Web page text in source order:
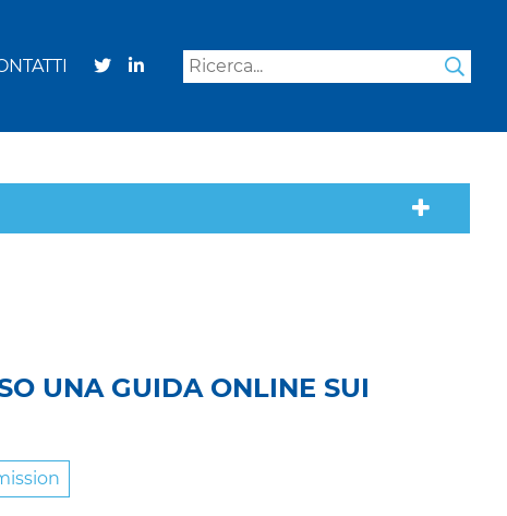
UNA GUIDA ONLINE SUI